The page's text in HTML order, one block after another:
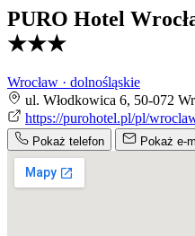
PURO Hotel
★★★
Wrocław · dolnośląskie
ul. Włodkowica 6, 50-072
https://purohotel.pl/pl/
Pokaż telefon Pokaż e-